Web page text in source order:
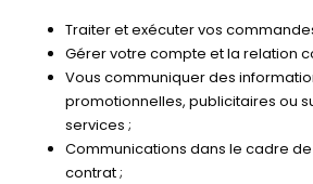
Traiter et exécuter vos
Gérer votre compte et la relation
Vous communiquer des
promotionnelles, publicitaires ou
services ;
Communications dans le cadre de
contrat ;